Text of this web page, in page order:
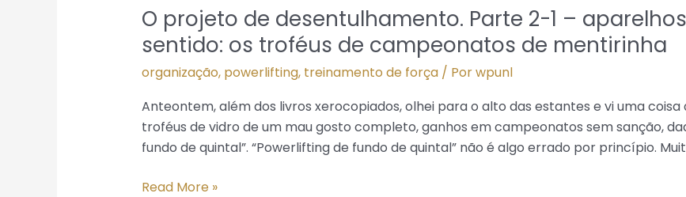
O projeto de desentulhamento. Parte 2-1 –
sentido: os troféus de campeonatos de mentirinha
organização, powerlifting, treinamento de força/ Porwpunl
Anteontem, além dos livros xerocopiados, olhei para o alto das estantes e vi uma coisa
troféus de vidro de um mau gosto completo, ganhos em campeonatos sem sanção,
fundo de quintal”. “Powerlifting de fundo de quintal” não é algo errado por princípio.
O
projeto
de
desentulhamento.
Parte
2-
1
aparelhos
Read More »